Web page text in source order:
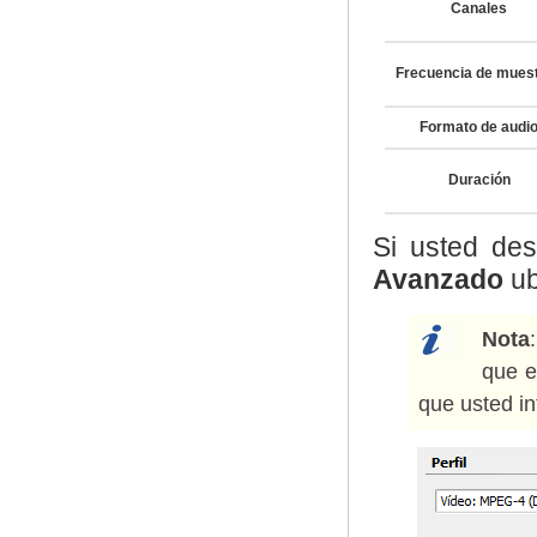
Canales
Frecuencia de
Formato de audio
Duración
Si usted
Avanzado
Nota
que
que usted